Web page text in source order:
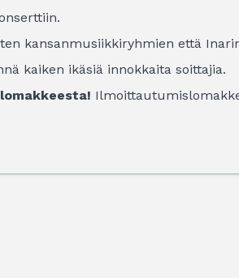
kansanmusiikkiryhmien että
kaiken ikäsiä innokkaita soittajia.
!